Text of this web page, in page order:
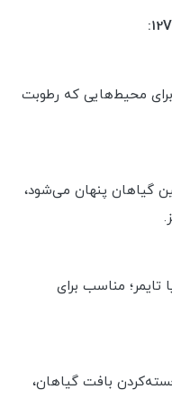
برای محیط‌هایی که رطوبت
گیاهان پنهان می‌شود،
تایمر؛ مناسب برای
بافت گیاهان،